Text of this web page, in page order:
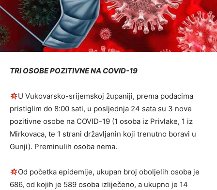
TRI OSOBE POZITIVNE NA COVID-19
U Vukovarsko-srijemskoj županiji, prema podacima
pristiglim do 8:00 sati, u posljednja 24 sata su 3 nove
pozitivne osobe na COVID-19 (1 osoba iz Privlake, 1 iz
Mirkovaca, te 1 strani državljanin koji trenutno boravi u
Gunji). Preminulih osoba nema.
Od početka epidemije, ukupan broj oboljelih osoba je
686, od kojih je 589 osoba izliječeno, a ukupno je 14